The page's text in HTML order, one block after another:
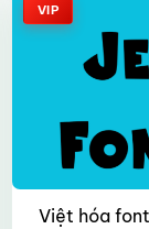
VIP
Việt hóa